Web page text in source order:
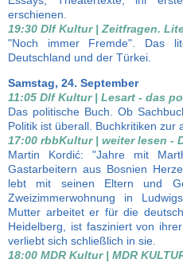
erschienen.
19:30 Dlf Kultur | Zeitfragen.
"Noch immer Fremde". Das
Deutschland und der Türkei.
Samstag, 24. September
11:05 Dlf Kultur | Lesart - das
Das politische Buch. Ob
Politik ist überall. Buchkritiken zur
17:00 rbbKultur | weiter lesen -
Martin Kordić: "Jahre mit
Gastarbeitern aus Bosnien
lebt mit seinen Eltern und
Zweizimmerwohnung in
Mutter arbeitet er für die
Heidelberg, ist fasziniert von
verliebt sich schließlich in sie.
18:00 MDR Kultur | MDR